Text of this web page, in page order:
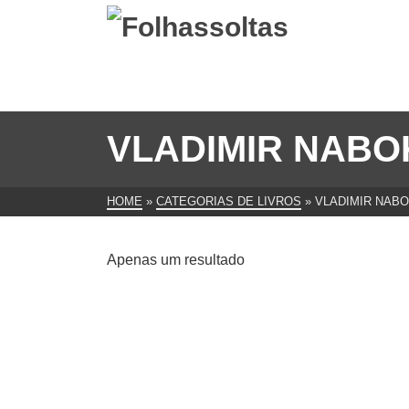
VLADIMIR
HOME » CATEGORIAS DE LIVROS » VLADIMIR
Apenas um resultado